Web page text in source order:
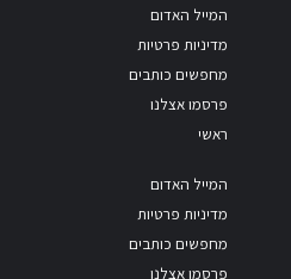
המייל האדום
מדיניות פרטיות
מחפשים כותבים
פרסמו אצלנו
ראשי
המייל האדום
מדיניות פרטיות
מחפשים כותבים
פרסמו אצלנו